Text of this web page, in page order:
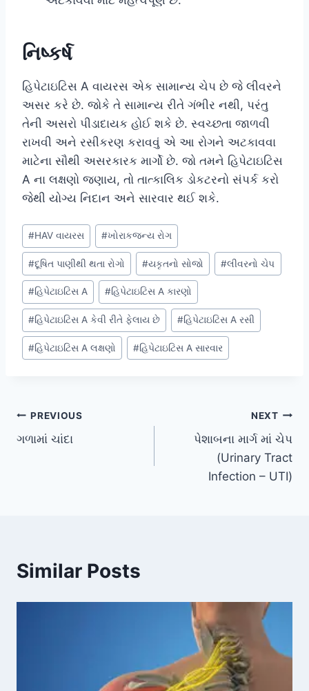
નિષ્કર્ષ
હિપેટાઇટિસ A વાયરસ એક સામાન્ય ચેપ છે જે લીવરને
અસર કરે છે. જોકે તે સામાન્ય રીતે ગંભીર નથી, પરંતુ
તેની અસરો પીડાદાયક હોઈ શકે છે. સ્વચ્છતા જાળવી
રાખવી અને રસીકરણ કરાવવું એ આ રોગને અટકાવવા
માટેના સૌથી અસરકારક માર્ગો છે. જો તમને હિપેટાઇટિસ
A ના લક્ષણો જણાય, તો તાત્કાલિક ડોકટરનો સંપર્ક કરો
જેથી યોગ્ય નિદાન અને સારવાર થઈ શકે.
Post
Tags:
#HAV વાયરસ #ખોરાકજન્ય રોગ
#દૂષિત પાણીથી થતા રોગો #યકૃતનો સોજો #લીવરનો ચેપ
#હિપેટાઇટિસ A #હિપેટાઇટિસ A કારણો
#હિપેટાઇટિસ A કેવી રીતે ફેલાય છે #હિપેટાઇટિસ A રસી
#હિપેટાઇટિસ A લક્ષણો #હિપેટાઇટિસ A સારવાર
Post
navigation
PREVIOUS
ગળામાં ચાંદા
NEXT
પેશાબના માર્ગ માં ચેપ
(Urinary Tract
Infection – UTI)
Similar Posts